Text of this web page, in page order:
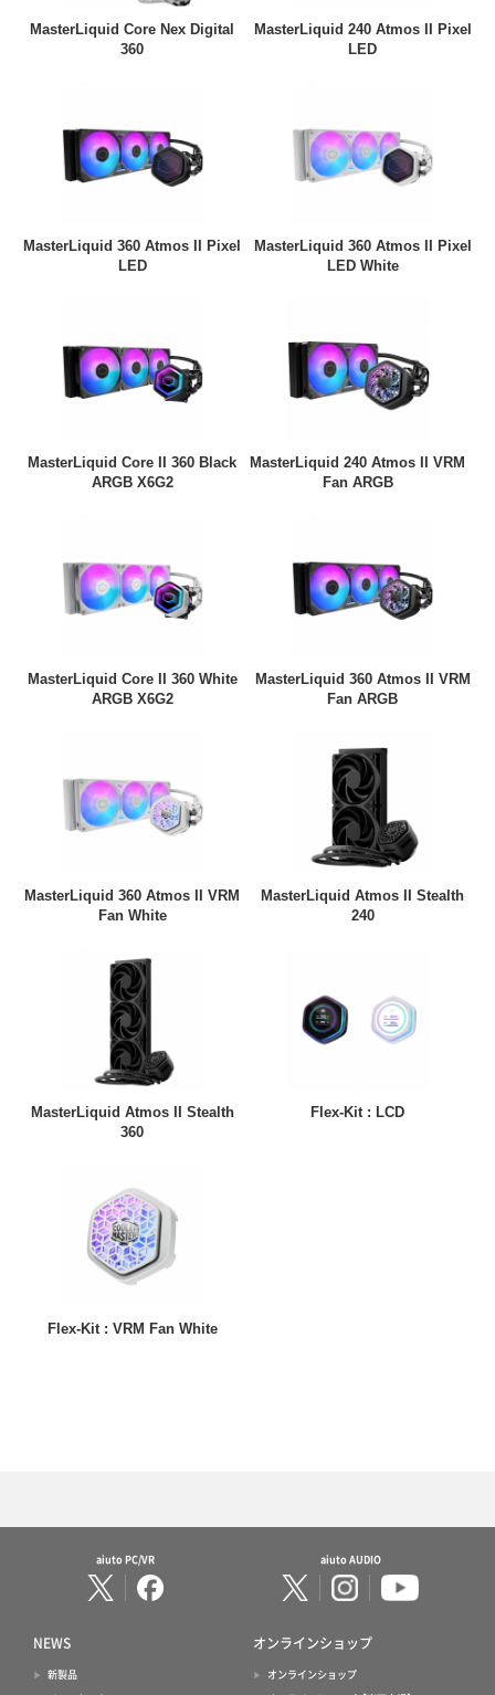
MasterLiquid Core Nex Digital
360
MasterLiquid 240 Atmos II Pixel
LED
MasterLiquid 360 Atmos II Pixel
LED
MasterLiquid 360 Atmos II Pixel
LED White
MasterLiquid Core II 360 Black
ARGB X6G2
MasterLiquid 240 Atmos II VRM
Fan ARGB
MasterLiquid Core II 360 White
ARGB X6G2
MasterLiquid 360 Atmos II VRM
Fan ARGB
MasterLiquid 360 Atmos II VRM
Fan White
MasterLiquid Atmos II Stealth
240
MasterLiquid Atmos II Stealth
360
Flex-Kit : LCD
Flex-Kit : VRM Fan White
aiuto PC/VR aiuto AUDIO
NEWS
新製品
オンラインショップ
オンラインショップ